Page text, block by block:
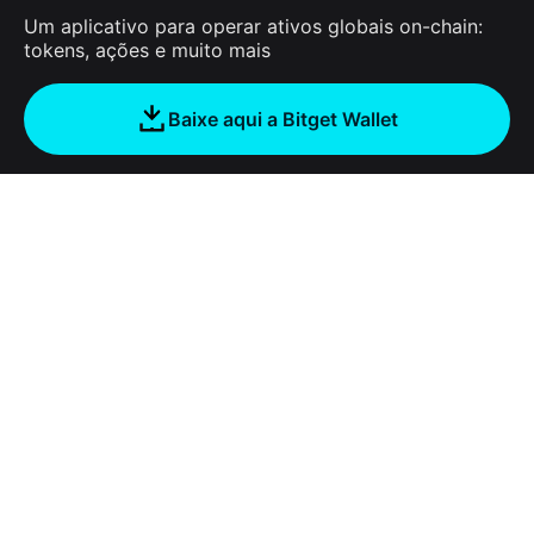
Um aplicativo para operar ativos globais on-chain:
tokens, ações e muito mais
Baixe aqui a Bitget Wallet